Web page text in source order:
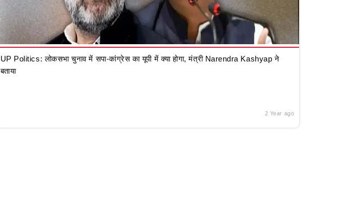
UP Politics: लोकसभा चुनाव में सपा-कांग्रेस का यूपी में क्या होगा, मंत्री Narendra Kashyap ने
बताया
2 Year ago